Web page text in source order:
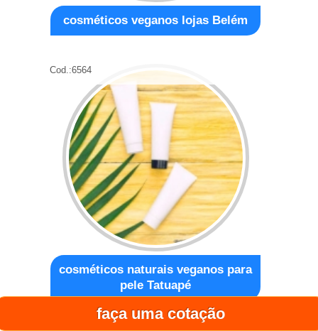
faça uma cotação
cosméticos veganos lojas Belém
Cod.:6564
cosméticos naturais veganos para
pele Tatuapé